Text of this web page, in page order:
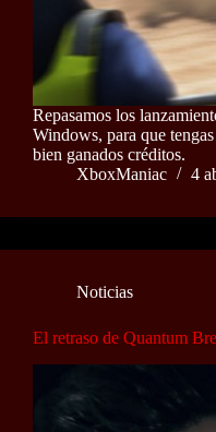
Repasamos los
Windows, para que
bien ganados créditos.
XboxManiac
4
Noticias
El retraso de Quantum